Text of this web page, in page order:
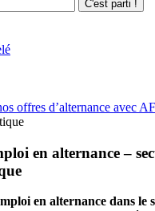
C'est parti !
offres d’alternance avec
en alternance –
en alternance dans le